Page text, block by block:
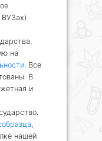
ВУЗах)
на
. Все
В
и
,
нашей